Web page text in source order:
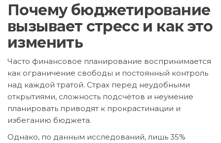
Почему бюджетирование
вызывает стресс и как это
изменить
Часто финансовое планирование воспринимается
как ограничение свободы и постоянный контроль
над каждой тратой. Страх перед неудобными
открытиями, сложность подсчётов и неумение
планировать приводят к прокрастинации и
избеганию бюджета.
Однако, по данным исследований, лишь 35%